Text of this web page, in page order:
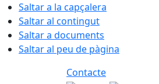
Saltar a la capçalera
Saltar al contingut
Saltar a documents
Saltar al peu de pàgina
Contacte